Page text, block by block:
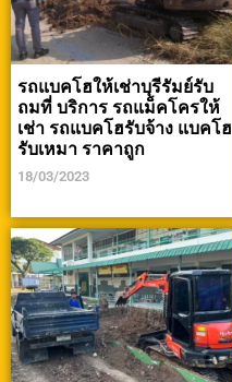
รถแบคโฮให้เช่าบุรีรัมย์รับ
ถมที่ บริการ รถแม็คโครให้
เช่า รถแบคโฮรับจ้าง แบคโฮ
รับเหมา ราคาถูก
18/03/2023